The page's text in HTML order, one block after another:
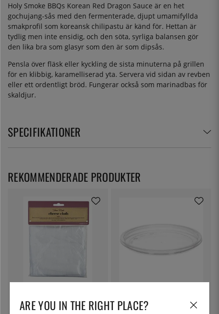
Holy Smoke BBQs Korean Red Dragon Sauce är en het
gochujang-sås med den fermenterade, djupt umamifyllda
smakprofil som koreansk chilipastu är känd för. Hettan är
tydlig men inte ensidig, och den söta, syrliga balansen gör
den lika bra som glasyr som den är som dipsås.
Pensla över fläsk eller kyckling de sista minuterna på grillen
för en klibbig, karamelliserad yta. Servera vid sidan av revben
eller ett ordentligt bröd. Fungerar också som marinadbas för
skaldjur.
SPECIFIKATIONER
REKOMMENDERADE PRODUKTER
ARE YOU IN THE RIGHT PLACE?